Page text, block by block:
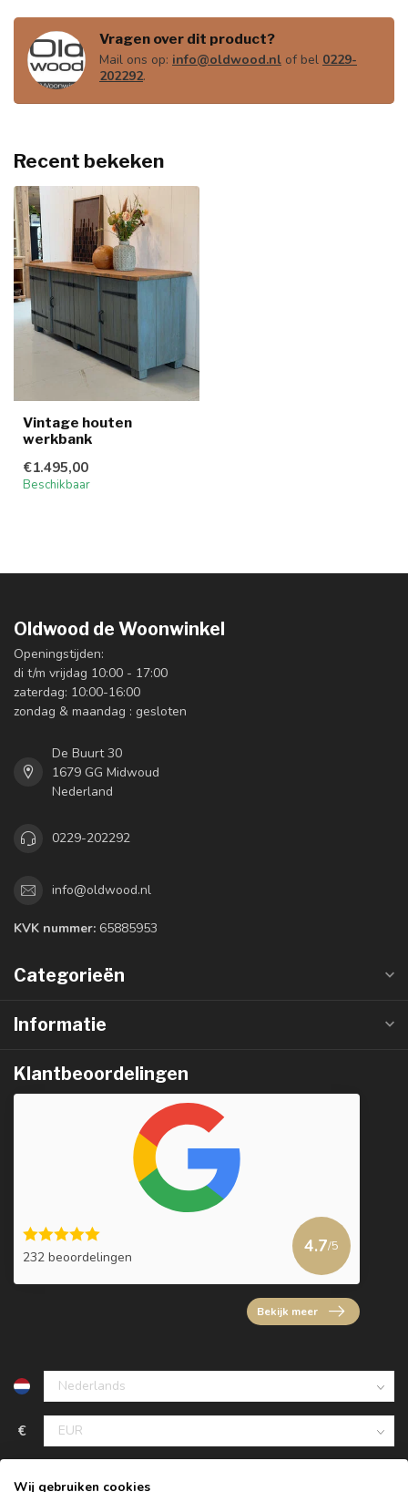
Vragen over dit product?
Mail ons op: info@oldwood.nl of bel 0229-
202292.
Recent bekeken
Vintage houten
werkbank
€1.495,00
Beschikbaar
Oldwood de Woonwinkel
Openingstijden:
di t/m vrijdag 10:00 - 17:00
zaterdag: 10:00-16:00
zondag & maandag : gesloten
De Buurt 30
1679 GG Midwoud
Nederland
0229-202292
info@oldwood.nl
KVK nummer: 65885953
Categorieën
Informatie
Klantbeoordelingen
232 beoordelingen
4.7/5
Bekijk meer
€
Wij gebruiken cookies